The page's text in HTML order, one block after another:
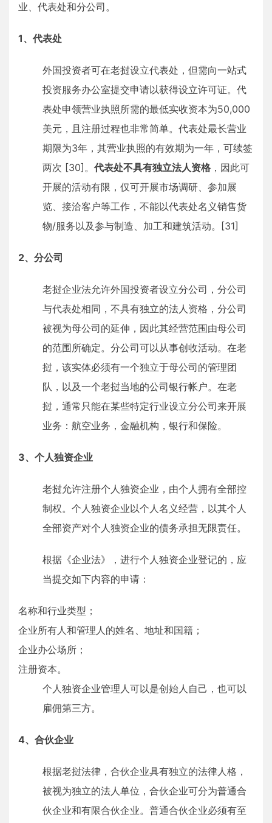
业、代表处和分公司。
1、代表处
外国投资者可在老挝设立代表处，但需向一站式
投资服务办公室提交申请以获得设立许可证。代
表处申领营业执照所需的最低实收资本为50,000
美元，且注册过程也非常简单。代表处最长营业
期限为3年，其营业执照的有效期为一年，可续签
两次 [30]。 代表处不具有独立法人资格 ，因此可
开展的活动有限，仅可开展市场调研、参加展
览、接洽客户等工作，不能以代表处名义销售货
物/服务以及参与制造、加工和建筑活动。[31]
2、分公司
老挝企业法允许外国投资者设立分公司，分公司
与代表处相同，不具有独立的法人资格，分公司
被视为母公司的延伸，因此其经营范围由母公司
的范围所确定。分公司可以从事创收活动。在老
挝，该实体必须有一个独立于母公司的管理团
队，以及一个老挝当地的公司银行帐户。在老
挝，通常只能在某些特定行业设立分公司来开展
业务：航空业务，金融机构，银行和保险。
3、个人独资企业
老挝允许注册个人独资企业，由个人拥有全部控
制权。个人独资企业以个人名义经营，以其个人
全部资产对个人独资企业的债务承担无限责任。
根据《企业法》，进行个人独资企业登记的，应
当提交如下内容的申请：
名称和行业类型；
企业所有人和管理人的姓名、地址和国籍；
企业办公场所；
注册资本。
个人独资企业管理人可以是创始人自己，也可以
雇佣第三方。
4、合伙企业
根据老挝法律，合伙企业具有独立的法律人格，
被视为独立的法人单位，合伙企业可分为普通合
伙企业和有限合伙企业。普通合伙企业必须有至